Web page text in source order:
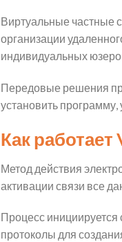
Виртуальные частные
организации
индивидуальных
Передовые решения
установить программу,
Как
Метод действия
активации связи все
Процесс
протоколы для